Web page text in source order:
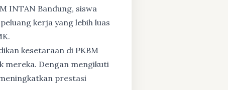
INTAN Bandung, siswa
kerja yang lebih luas
kesetaraan di PKBM
mereka. Dengan mengikuti
prestasi